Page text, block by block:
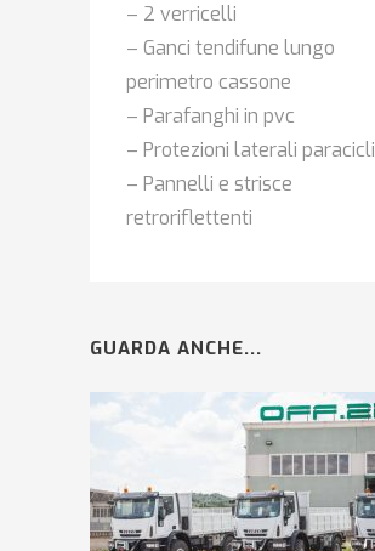
– 2 verricelli
– Ganci tendifune lungo
perimetro cassone
– Parafanghi in pvc
– Protezioni laterali paracicli
– Pannelli e strisce
retroriflettenti
GUARDA ANCHE...